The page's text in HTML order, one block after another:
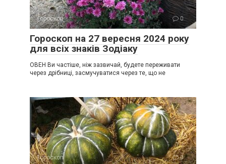
Гороскоп 0
Гороскоп на 27 вересня 2024 року
для всіх знаків Зодіаку
ОВЕН Ви частіше, ніж зазвичай, будете переживати
через дрібниці, засмучуватися через те, що не
Гороскоп 0